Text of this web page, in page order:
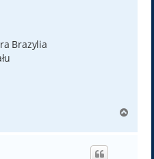
Brazylia
g